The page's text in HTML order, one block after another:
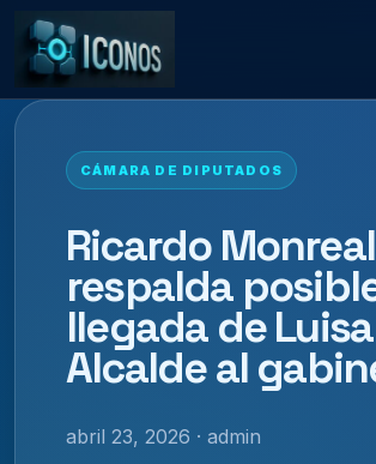
CÁMARA DE DIPUTADOS
Ricardo Monreal
respalda
llegada de Luisa
Alcalde al
abril 23, 2026 · admin